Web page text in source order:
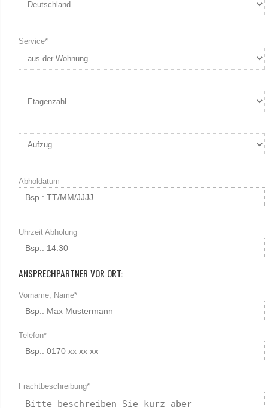
Service*
Abholdatum
Uhrzeit Abholung
ANSPRECHPARTNER VOR ORT:
Vorname, Name*
Telefon*
Frachtbeschreibung*